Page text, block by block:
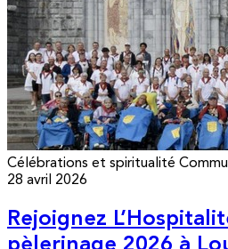
Célébrations et spiritualité
28 avril 2026
Rejoignez